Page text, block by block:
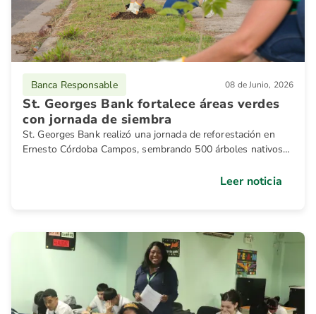
Banca Responsable 08 de Junio, 2026
St. Georges Bank fortalece áreas verdes
con jornada de siembra
St. Georges Bank realizó una jornada de reforestación en
Ernesto Córdoba Campos, sembrando 500 árboles nativos
su compromiso con el medio ambiente y las comunidades
Leer noticia